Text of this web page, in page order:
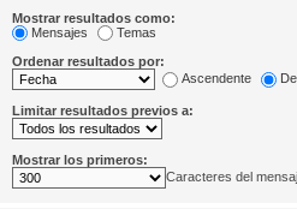
Mostrar resultados como:
Mensajes
Temas
Ordenar resultados por:
Ascendente
Limitar resultados previos a:
Mostrar los primeros:
Caracteres del